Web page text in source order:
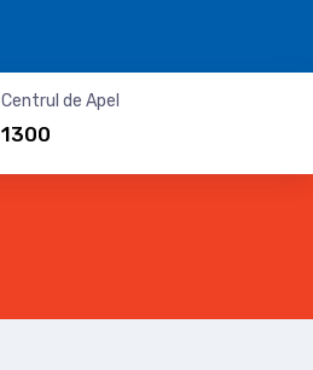
Centrul de Apel
1300